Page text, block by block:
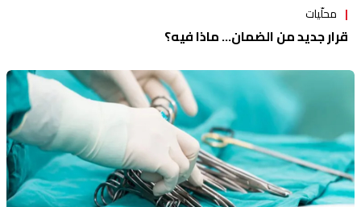
محلّيات
قرار جديد من الضمان... ماذا فيه؟